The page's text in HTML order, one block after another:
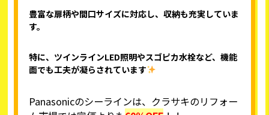
豊富な扉柄や間口サイズに対応し、収納も充実していま
す。
特に、ツインラインLED照明やスゴピカ水栓など、機能
面でも工夫が凝らされています
Panasonicのシーラインは、クラサキのリフォー